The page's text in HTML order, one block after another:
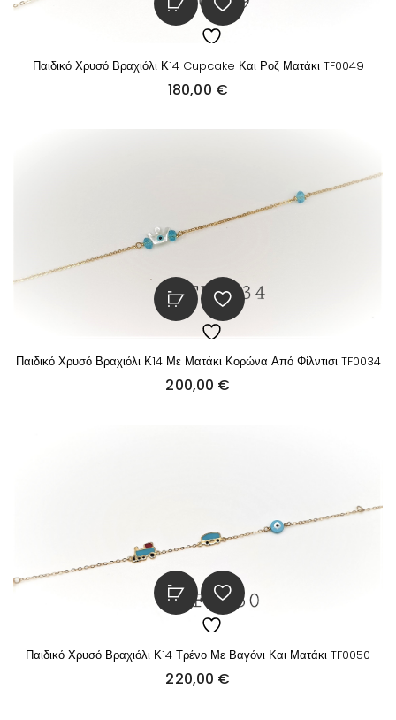
Παιδικό Χρυσό Βραχιόλι Κ14 Cupcake Και Ροζ Ματάκι TF0049
180,00 €
Παιδικό Χρυσό Βραχιόλι Κ14 Με Ματάκι Κορώνα Από Φίλντισι TF0034
200,00 €
Παιδικό Χρυσό Βραχιόλι Κ14 Τρένο Με Βαγόνι Και Ματάκι TF0050
220,00 €